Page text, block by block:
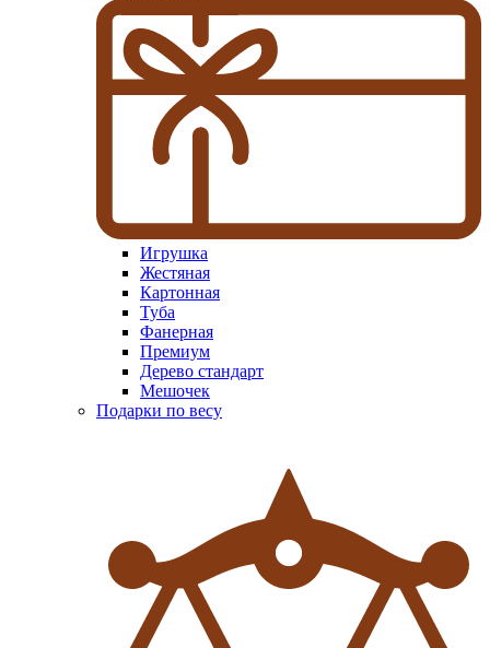
Игрушка
Жестяная
Картонная
Туба
Фанерная
Премиум
Дерево стандарт
Мешочек
Подарки по весу